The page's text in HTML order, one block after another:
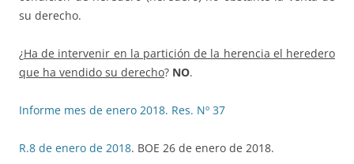
su derecho.
¿Ha de intervenir en la partición de la herencia el heredero
que ha vendido su derecho? NO.
Informe mes de enero 2018. Res. Nº 37
R.8 de enero de 2018. BOE 26 de enero de 2018.